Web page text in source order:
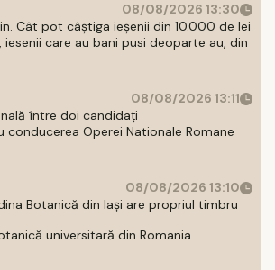
08/08/2026 13:30
Cât pot câștiga ieșenii din 10.000 de lei
iesenii care au bani pusi deoparte au, din
08/08/2026 13:11
între doi candidați
conducerea Operei Nationale Romane
08/08/2026 13:10
Botanică din Iași are propriul timbru
universitară din Romania